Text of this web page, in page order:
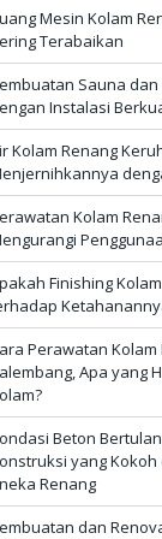
Mesin Kolam
Terabaikan
Sauna
Instalasi
Kolam Renang
Kolam
Finishing
Perawatan Kolam
Apa yang
Beton
yang
Renang
dan